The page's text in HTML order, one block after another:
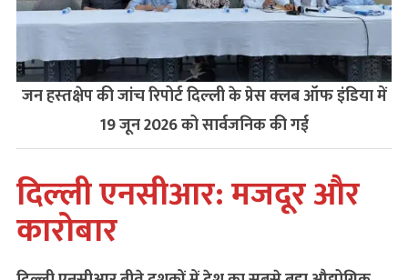
जन हस्‍तक्षेप की जांच रिपोर्ट दिल्‍ली के प्रेस क्‍लब ऑफ इंडिया में
19 जून 2026 को सार्वजनिक की गई
दिल्‍ली एनसीआर: मजदूर और
कारोबार